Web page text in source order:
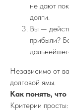
не дают
долги.
Вы —
прибыли?
Независимо от
долговой ямы.
Как понять,
Критерии просты: